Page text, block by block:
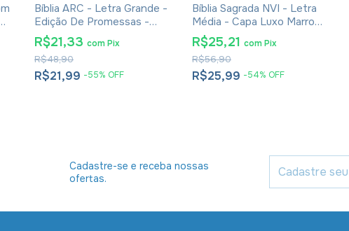
Bíblia ARC - Letra Grande -
Edição De Promessas -
Palavras De Jesus Em
Vermelho - Harpa - Capa
Zíper Tricolor Pink
R$21,99 -55% OFF
R$48,90
R$21,33 comPix
Bíblia Sagrada NVI - Letra
Média - Capa Luxo Marrom
Bicolor
R$25,99 -54% OFF
R$56,90
R$25,21 comPix
Cadastre-se e receba nossas
ofertas.